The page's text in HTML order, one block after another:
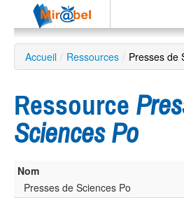
Le réseau
Soutien
Recherche
avancée
Accueil / Ressources / Presses de
Ressource
Sciences Po
Nom
Presses de Sciences Po